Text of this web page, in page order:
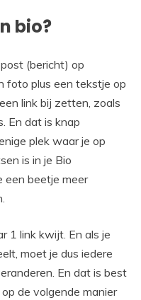
bio?
(bericht) op
foto plus een tekstje op
link bij zetten, zoals
En dat is knap
plek waar je op
is in je Bio
een beetje meer
1 link kwijt. En als je
moet je dus iedere
En dat is best
de volgende manier